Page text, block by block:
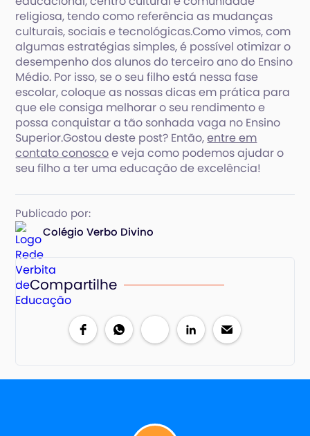
religiosa, tendo como referência as mudanças
culturais, sociais e tecnológicas.Como vimos, com
algumas estratégias simples, é possível otimizar o
desempenho dos alunos do terceiro ano do Ensino
Médio. Por isso, se o seu filho está nessa fase
escolar, coloque as nossas dicas em prática para
que ele consiga melhorar o seu rendimento e
possa conquistar a tão sonhada vaga no Ensino
Superior.Gostou deste post? Então,entre em
contato conoscoe veja como podemos ajudar o
seu filho a ter uma educação de excelência!
Publicado por:
Colégio Verbo Divino
Compartilhe